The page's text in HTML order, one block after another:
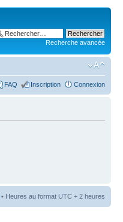
Recherche avancée
FAQ Inscription Connexion
• Heures au format UTC + 2 heures